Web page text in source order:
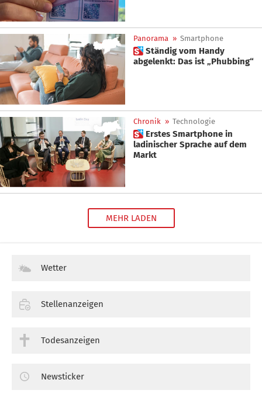
Panorama » Smartphone
 Ständig vom Handy
abgelenkt: Das ist „Phubbing“
Chronik » Technologie
 Erstes Smartphone in
ladinischer Sprache auf dem
Markt
MEHR LADEN
Wetter
Stellenanzeigen
Todesanzeigen
Newsticker